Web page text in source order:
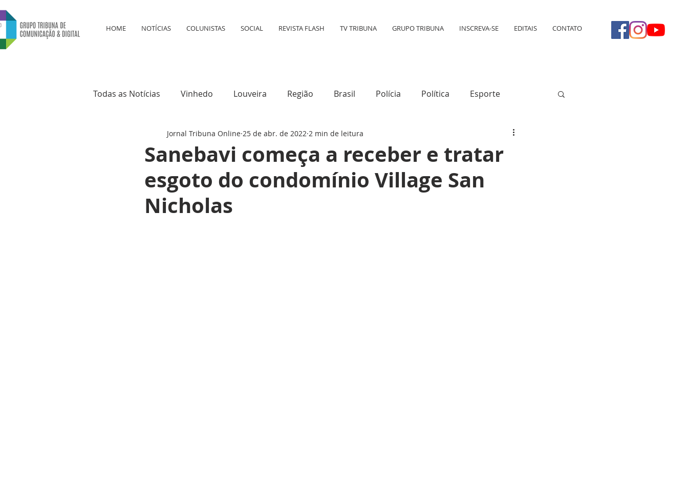
HOME NOTÍCIAS COLUNISTAS SOCIAL REVISTA FLASH TV TRIBUNA GRUPO TRIBUNA INSCREVA-SE EDITAIS CONTATO
Todas as Notícias Vinhedo Louveira Região Brasil Polícia Política Esporte
Saúde Cultura Mundo Destaque
Sanebavi começa a receber e tratar
esgoto do condomínio Village San
Nicholas
Jornal Tribuna Online 25 de abr. de 2022 2 min de leitura